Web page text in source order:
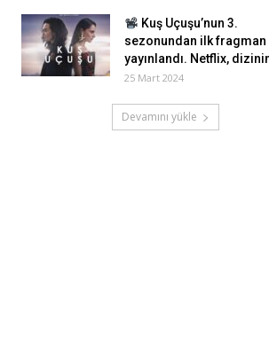
Kuş Uçuşu’nun 3.
sezonundan ilk fragman
yayınlandı. Netflix,
25 Mart 2024
Devamını yükle